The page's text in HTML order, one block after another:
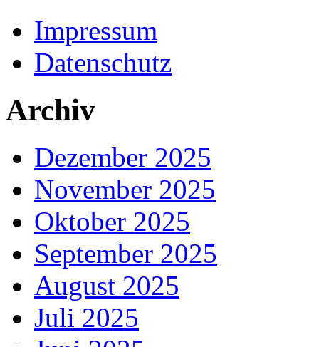
Impressum
Datenschutz
Archiv
Dezember 2025
November 2025
Oktober 2025
September 2025
August 2025
Juli 2025